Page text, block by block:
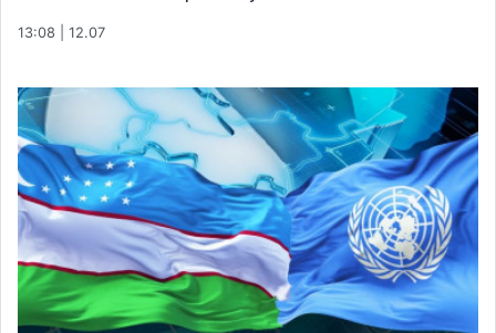
13:08 | 12.07